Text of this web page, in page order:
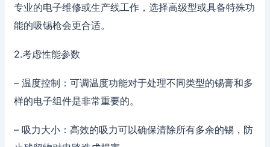
专业的电子维修或生产线工作，选择高级型或具备特殊功
能的吸锡枪会更合适。
2.考虑性能参数
– 温度控制：可调温度功能对于处理不同类型的锡膏和多
样的电子组件是非常重要的。
– 吸力大小：高效的吸力可以确保清除所有多余的锡，防